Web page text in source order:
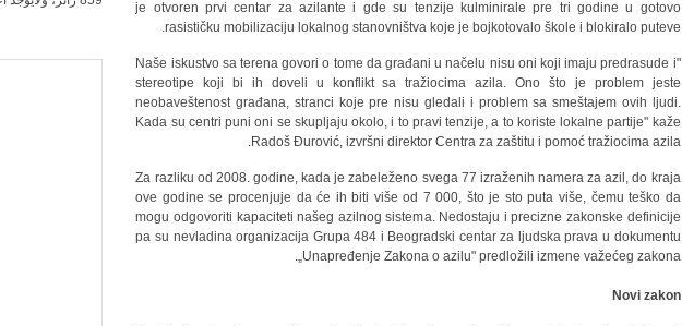
je otvoren prvi centar za azilante i gde su tenzije kulminirale pre tri godine u gotovo
rasističku mobilizaciju lokalnog stanovništva koje je bojkotovalo škole i blokiralo puteve.
"Naše iskustvo sa terena govori o tome da građani u načelu nisu oni koji imaju predrasude i
stereotipe koji bi ih doveli u konflikt sa tražiocima azila. Ono što je problem jeste
neobaveštenost građana, stranci koje pre nisu gledali i problem sa smeštajem ovih ljudi.
Kada su centri puni oni se skupljaju okolo, i to pravi tenzije, a to koriste lokalne partije" kaže
Radoš Đurović, izvršni direktor Centra za zaštitu i pomoć tražiocima azila.
Za razliku od 2008. godine, kada je zabeleženo svega 77 izraženih namera za azil, do kraja
ove godine se procenjuje da će ih biti više od 7 000, što je sto puta više, čemu teško da
mogu odgovoriti kapaciteti našeg azilnog sistema. Nedostaju i precizne zakonske definicije
pa su nevladina organizacija Grupa 484 i Beogradski centar za ljudska prava u dokumentu
„Unapređenje Zakona o azilu" predložili izmene važećeg zakona.
Novi zakon